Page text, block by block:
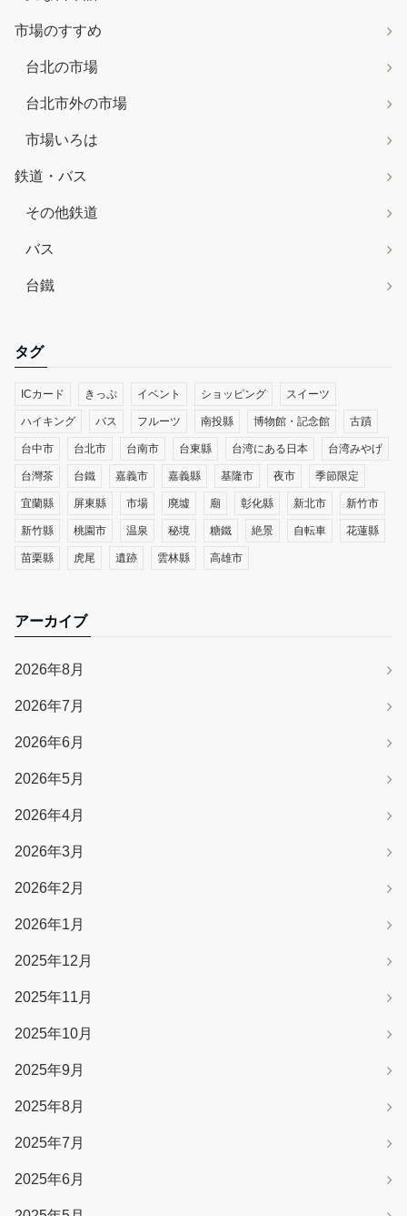
市場のすすめ
台北の市場
台北市外の市場
市場いろは
鉄道・バス
その他鉄道
バス
台鐵
タグ
ICカード きっぷ イベント ショッピング スイーツ
ハイキング バス フルーツ 南投縣 博物館・記念館 古蹟
台中市 台北市 台南市 台東縣 台湾にある日本 台湾みやげ
台灣茶 台鐵 嘉義市 嘉義縣 基隆市 夜市 季節限定
宜蘭縣 屏東縣 市場 廃墟 廟 彰化縣 新北市 新竹市
新竹縣 桃園市 温泉 秘境 糖鐵 絶景 自転車 花蓮縣
苗栗縣 虎尾 遺跡 雲林縣 高雄市
アーカイブ
2026年8月
2026年7月
2026年6月
2026年5月
2026年4月
2026年3月
2026年2月
2026年1月
2025年12月
2025年11月
2025年10月
2025年9月
2025年8月
2025年7月
2025年6月